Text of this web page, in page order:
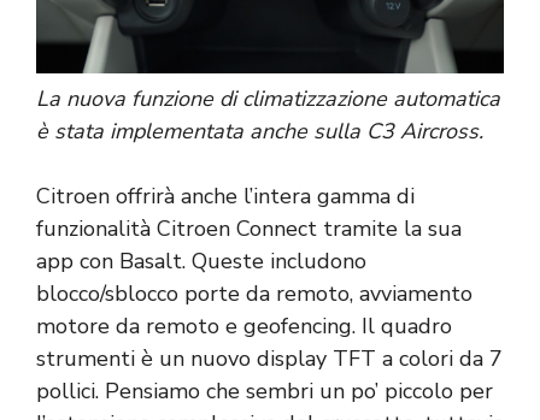
La nuova funzione di climatizzazione automatica
è stata implementata anche sulla C3 Aircross.
Citroen offrirà anche l’intera gamma di
funzionalità Citroen Connect tramite la sua
app con Basalt. Queste includono
blocco/sblocco porte da remoto, avviamento
motore da remoto e geofencing. Il quadro
strumenti è un nuovo display TFT a colori da 7
pollici. Pensiamo che sembri un po’ piccolo per